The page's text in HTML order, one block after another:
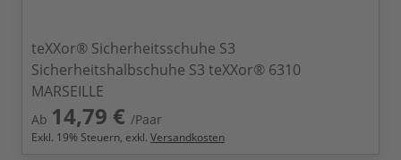
teXXor® Sicherheitsschuhe S3
Sicherheitshalbschuhe S3 teXXor® 6310
MARSEILLE
Ab 14,79 € /Paar
Exkl. 19% Steuern, exkl. Versandkosten